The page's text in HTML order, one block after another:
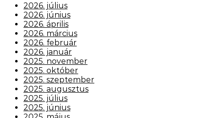
2026. július
2026. június
2026. április
2026. március
2026. február
2026. január
2025. november
2025. október
2025. szeptember
2025. augusztus
2025. július
2025. június